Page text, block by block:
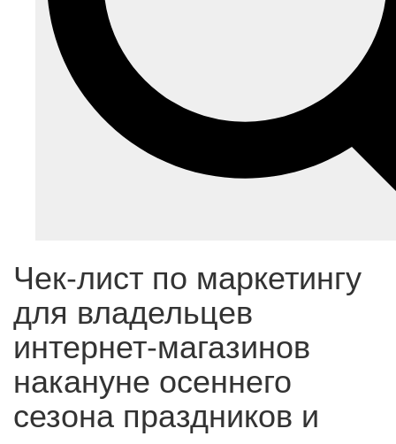
Чек-лист по маркетингу
для владельцев
интернет-магазинов
накануне осеннего
сезона праздников и